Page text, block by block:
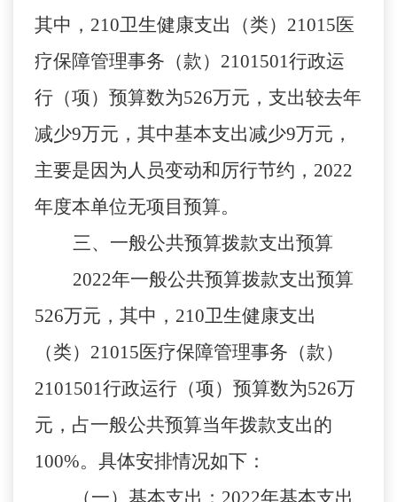
其中， 210卫生健康支出（类） 21015医
疗保障管理事务（款） 2101501行政运
行（项）预算数为526万元， 支出较去年
减少9万元 ， 其中基本支出减少9万元 ，
主要是因为 人员变动和厉行节约， 2022
年度本单位无项目预算。
三、 一般公共预算拨款支出预算
2022年一般公共预算拨款支出预算
526万元，其中 ， 210卫生健康支出
（类） 21015医疗保障管理事务（款）
2101501行政运行（项）预算数为526万
元， 占一般公共预算当年拨款支出的
100%。 具体安排情况如下：
（一）基本支出 ： 2022年基本支出